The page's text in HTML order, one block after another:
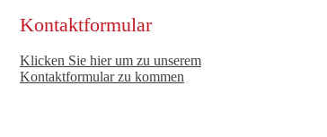
Kontaktformular
Klicken Sie hier um zu unserem
Kon­takt­for­mu­lar zu kommen